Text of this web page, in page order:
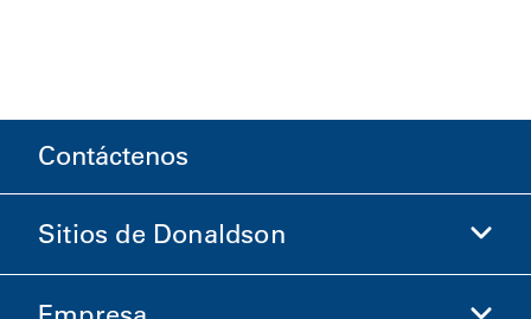
Contáctenos
Sitios de Donaldson